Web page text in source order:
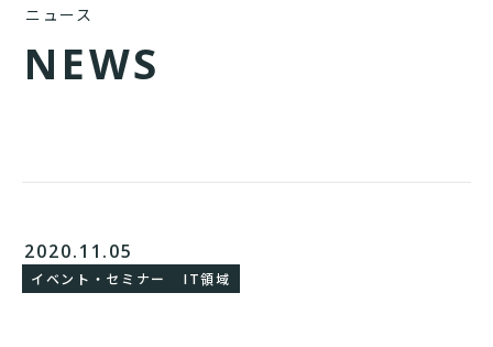
ニュース
NEWS
2020.11.05
イベント・セミナー IT領域